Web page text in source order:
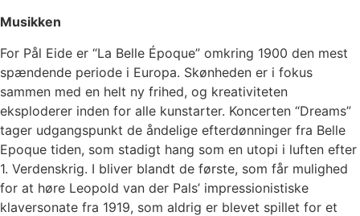
Musikken
For Pål Eide er “La Belle Époque” omkring 1900 den mest
spændende periode i Europa. Skønheden er i fokus
sammen med en helt ny frihed, og kreativiteten
eksploderer inden for alle kunstarter. Koncerten “Dreams”
tager udgangspunkt de åndelige efterdønninger fra Belle
Epoque tiden, som stadigt hang som en utopi i luften efter
1. Verdenskrig. I bliver blandt de første, som får mulighed
for at høre Leopold van der Pals’ impressionistiske
klaversonate fra 1919, som aldrig er blevet spillet for et